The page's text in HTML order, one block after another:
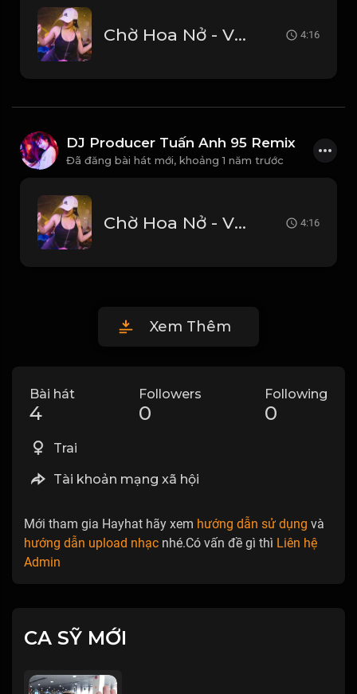
Chờ Hoa Nở - Vinahouse (Remix 2025) Ver 2 DJ Producer Tuấn Anh 95 4:16
DJ Producer Tuấn Anh 95 Remix
Đã đăng bài hát mới, khoảng 1 năm trước
Chờ Hoa Nở - Vinahouse (Remix 2025) Ver 2 DJ Producer Tuấn Anh 95 4:16
Xem Thêm
Bài hát
4
Followers
0
Following
0
Trai
Tài khoản mạng xã hội
Mới tham gia Hayhat hãy xem hướng dẫn sử dụng và
hướng dẫn upload nhạc nhé.Có vấn đề gì thì Liên hệ
Admin
CA SỸ MỚI